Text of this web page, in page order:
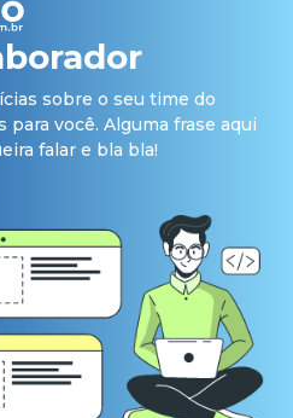
sobre o seu time do
você. Alguma frase aqui
falar e bla bla!